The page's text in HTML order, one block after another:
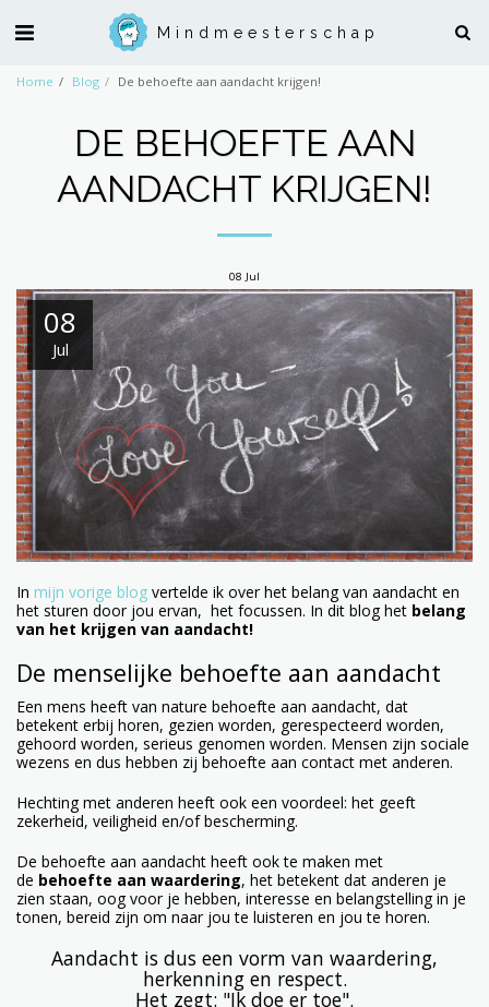
Mindmeesterschap
Home Blog De behoefte aan aandacht krijgen!
DE BEHOEFTE AAN
AANDACHT KRIJGEN!
08 Jul
08
Jul
In mijn vorige blog vertelde ik over het belang van aandacht en
het sturen door jou ervan, het focussen. In dit blog het belang
van het krijgen van aandacht!
De menselijke behoefte aan aandacht
Een mens heeft van nature behoefte aan aandacht, dat
betekent erbij horen, gezien worden, gerespecteerd worden,
gehoord worden, serieus genomen worden. Mensen zijn sociale
wezens en dus hebben zij behoefte aan contact met anderen.
Hechting met anderen heeft ook een voordeel: het geeft
zekerheid, veiligheid en/of bescherming.
De behoefte aan aandacht heeft ook te maken met
de behoefte aan waardering, het betekent dat anderen je
zien staan, oog voor je hebben, interesse en belangstelling in je
tonen, bereid zijn om naar jou te luisteren en jou te horen.
Aandacht is dus een vorm van waardering,
herkenning en respect.
Het zegt: "Ik doe er toe".